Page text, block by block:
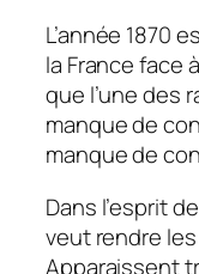
L’année 1870
la France face
que l’une des
manque de
manque de
Dans l’esprit
veut rendre
Apparaissent